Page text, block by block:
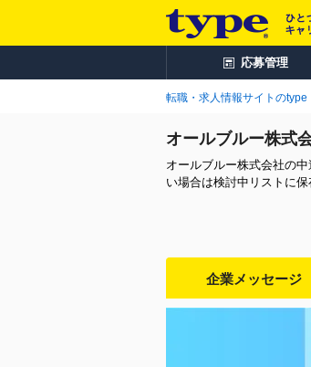
応募管理
転職・求人情報サイトのtype
オールブルー株式
オールブルー株式会社の
い場合は検討中リストに保
企業メッセージ